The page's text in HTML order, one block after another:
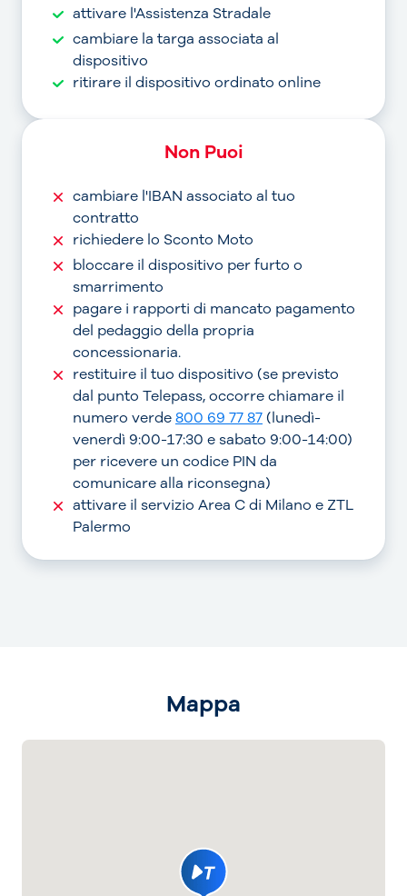
attivare l'Assistenza Stradale
cambiare la targa associata al
dispositivo
ritirare il dispositivo ordinato online
Non Puoi
cambiare l'IBAN associato al tuo
contratto
richiedere lo Sconto Moto
bloccare il dispositivo per furto o
smarrimento
pagare i rapporti di mancato pagamento
del pedaggio della propria
concessionaria.
restituire il tuo dispositivo (se previsto
dal punto Telepass, occorre chiamare il
numero verde800 69 77 87(lunedì-
venerdì 9:00-17:30 e sabato 9:00-14:00)
per ricevere un codice PIN da
comunicare alla riconsegna)
attivare il servizio Area C di Milano e ZTL
Palermo
Mappa